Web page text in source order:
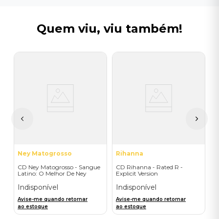
Quem viu, viu também!
Ney Matogrosso
CD Ney Matogrosso - Sangue
Latino: O Melhor De Ney
Indisponível
Avise-me quando retornar
ao estoque
Rihanna
CD Rihanna - Rated R -
Explicit Version
Indisponível
Avise-me quando retornar
ao estoque